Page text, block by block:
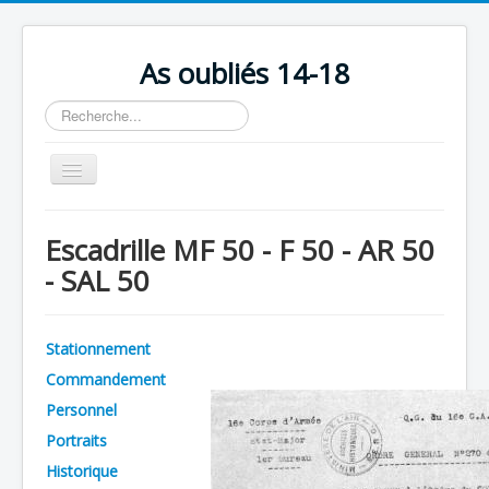
As oubliés 14-18
Rechercher
Basculer
la
Chronologie
Escadrilles
Avions
Personnels
Formation
Doctrines
Escadrille MF 50 - F 50 - AR 50
- SAL 50
Stationnement
Commandement
Personnel
Portraits
Historique